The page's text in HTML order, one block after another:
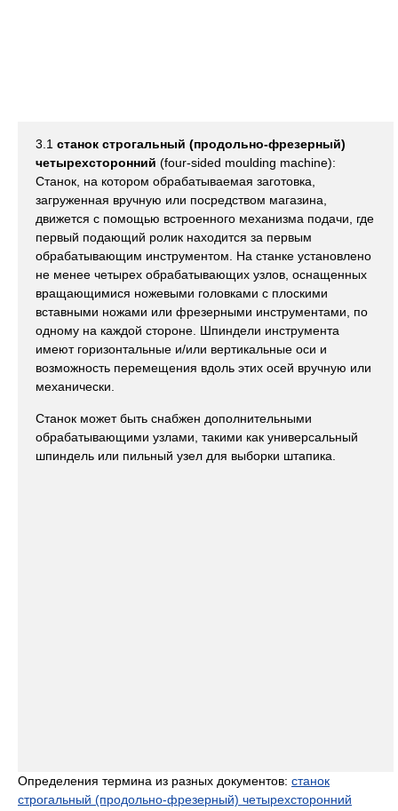
3.1 станок строгальный (продольно-фрезерный)
четырехсторонний (four-sided moulding machine):
Станок, на котором обрабатываемая заготовка,
загруженная вручную или посредством магазина,
движется с помощью встроенного механизма подачи, где
первый подающий ролик находится за первым
обрабатывающим инструментом. На станке установлено
не менее четырех обрабатывающих узлов, оснащенных
вращающимися ножевыми головками с плоскими
вставными ножами или фрезерными инструментами, по
одному на каждой стороне. Шпиндели инструмента
имеют горизонтальные и/или вертикальные оси и
возможность перемещения вдоль этих осей вручную или
механически.
Станок может быть снабжен дополнительными
обрабатывающими узлами, такими как универсальный
шпиндель или пильный узел для выборки штапика.
Определения термина из разных документов: станок
строгальный (продольно-фрезерный) четырехсторонний